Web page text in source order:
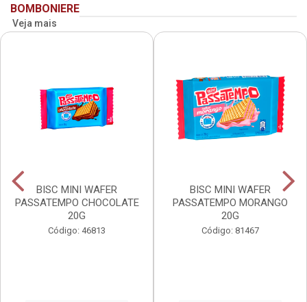
BOMBONIERE
Veja mais
BISC MINI WAFER
PASSATEMPO CHOCOLATE
20G
Código: 46813
BISC MINI WAFER
PASSATEMPO MORANGO
20G
Código: 81467